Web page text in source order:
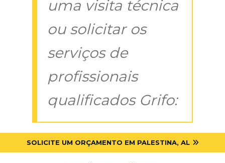
uma visita técnica
ou solicitar os
serviços de
profissionais
qualificados Grifo:
SOLICITE UM ORÇAMENTO EM PALESTINA, AL